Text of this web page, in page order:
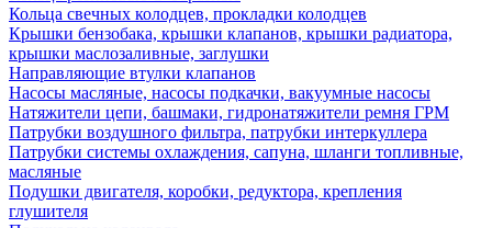
Кольца свечных колодцев, прокладки колодцев
Крышки бензобака, крышки клапанов, крышки радиатора,
крышки маслозаливные, заглушки
Направляющие втулки клапанов
Насосы масляные, насосы подкачки, вакуумные насосы
Натяжители цепи, башмаки, гидронатяжители ремня ГРМ
Патрубки воздушного фильтра, патрубки интеркуллера
Патрубки системы охлаждения, сапуна, шланги топливные,
масляные
Подушки двигателя, коробки, редуктора, крепления
глушителя